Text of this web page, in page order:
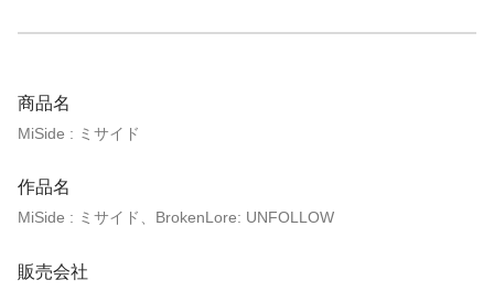
商品名
MiSide : ミサイド
作品名
MiSide : ミサイド、BrokenLore: UNFOLLOW
販売会社